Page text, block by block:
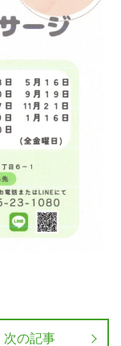
次の記事